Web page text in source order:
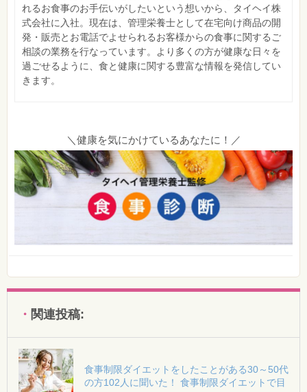
れるお食事のお手伝いがしたいという想いから、タイヘイ株
式会社に入社。現在は、管理栄養士として在宅向け商品の開
発・販売とお電話でよせられるお客様からの食事に関するご
相談の業務を行なっています。より多くの方が健康な日々を
過ごせるように、食と健康に関する豊富な情報を発信してい
きます。
＼健康を気にかけているあなたに！／
関連投稿:
食事制限ダイエットをしたことがある30～50代
の方102人に聞いた！ 食事制限ダイエットで目